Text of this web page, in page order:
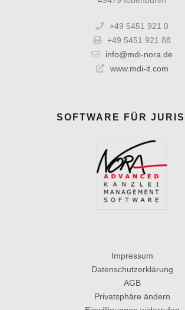
+49 5451 921 0
+49 5451 921 88
info@mdi-nora.de
www.mdi-it.com
SOFTWARE FÜR
Impressum
Datenschutzerklärung
AGB
Privatsphäre ändern